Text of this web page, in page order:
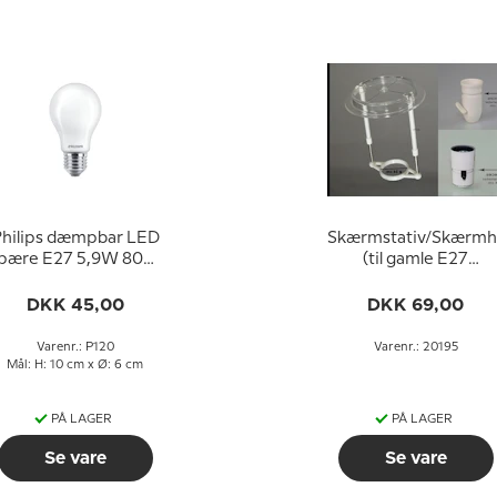
dæmpbar LED
E27 5,9W 806
Hvidt Lys 2200-
DKK 45,00
Varenr.: P120
Mål: H: 10 cm x Ø: 6 cm
PÅ LAGER
Se vare
Skærmstativ/
(til gamle E27
omløbsringe - ø34
DKK 69,00
Varenr.: 20195
PÅ LAGER
Se vare